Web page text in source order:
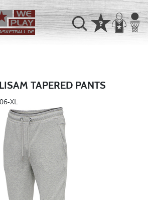
TAPERED PANTS
XL